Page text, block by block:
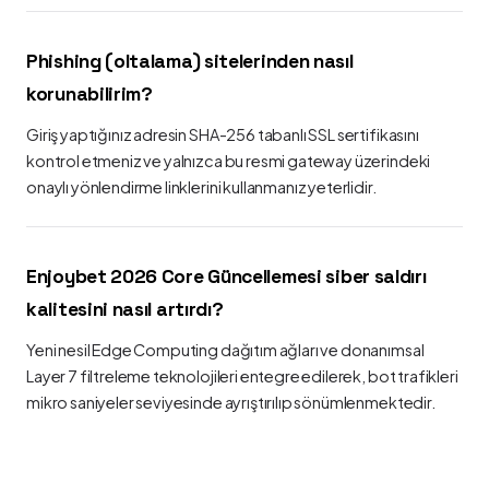
Phishing (oltalama) sitelerinden nasıl
korunabilirim?
Giriş yaptığınız adresin SHA-256 tabanlı SSL sertifikasını
kontrol etmeniz ve yalnızca bu resmi gateway üzerindeki
onaylı yönlendirme linklerini kullanmanız yeterlidir.
Enjoybet 2026 Core Güncellemesi siber saldırı
kalitesini nasıl artırdı?
Yeni nesil Edge Computing dağıtım ağları ve donanımsal
Layer 7 filtreleme teknolojileri entegre edilerek, bot trafikleri
mikro saniyeler seviyesinde ayrıştırılıp sönümlenmektedir.